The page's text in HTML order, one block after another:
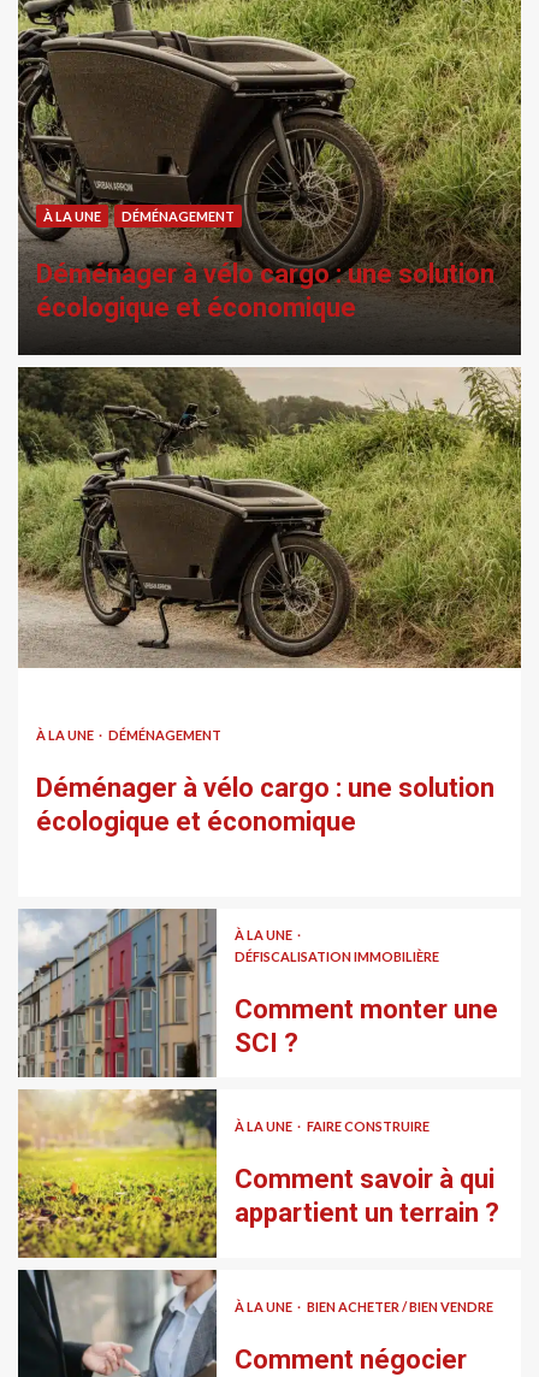
À LA UNE DÉFISCALISATION IMMOBILIÈRE
Comment monter une SCI ?
À LA UNE DÉMÉNAGEMENT
Déménager à vélo cargo : une solution
écologique et économique
À LA UNE
DÉFISCALISATION IMMOBILIÈRE
Comment monter une
SCI ?
À LA UNE FAIRE CONSTRUIRE
Comment savoir à qui
appartient un terrain ?
À LA UNE BIEN ACHETER / BIEN VENDRE
Comment négocier